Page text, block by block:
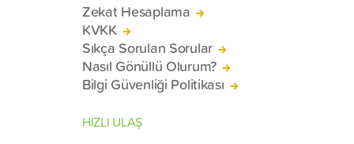
Zekat Hesaplama
KVKK
Sıkça Sorulan Sorular
Nasıl Gönüllü Olurum?
Bilgi Güvenliği Politikası
HIZLI ULAŞ